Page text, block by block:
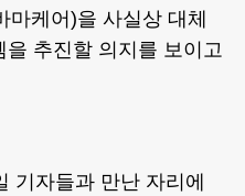
마케어)을 사실상 대체
추진할 의지를 보이고
기자들과 만난 자리에